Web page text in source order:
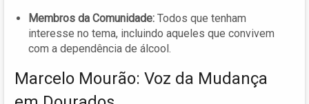
Membros da Comunidade: Todos que tenham
interesse no tema, incluindo aqueles que convivem
com a dependência de álcool.
Marcelo Mourão: Voz da Mudança